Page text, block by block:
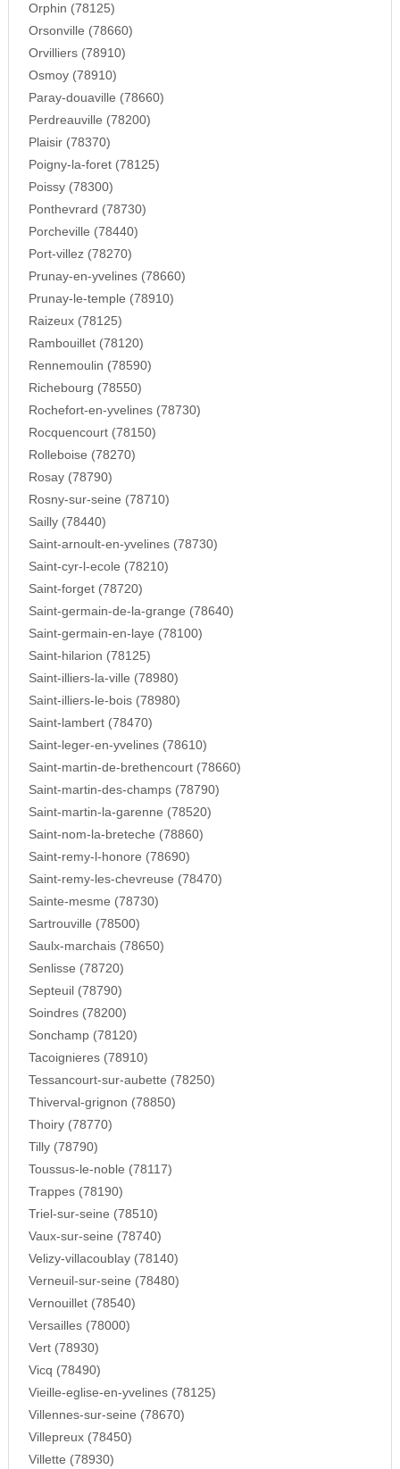
Orphin (78125)
Orsonville (78660)
Orvilliers (78910)
Osmoy (78910)
Paray-douaville (78660)
Perdreauville (78200)
Plaisir (78370)
Poigny-la-foret (78125)
Poissy (78300)
Ponthevrard (78730)
Porcheville (78440)
Port-villez (78270)
Prunay-en-yvelines (78660)
Prunay-le-temple (78910)
Raizeux (78125)
Rambouillet (78120)
Rennemoulin (78590)
Richebourg (78550)
Rochefort-en-yvelines (78730)
Rocquencourt (78150)
Rolleboise (78270)
Rosay (78790)
Rosny-sur-seine (78710)
Sailly (78440)
Saint-arnoult-en-yvelines (78730)
Saint-cyr-l-ecole (78210)
Saint-forget (78720)
Saint-germain-de-la-grange (78640)
Saint-germain-en-laye (78100)
Saint-hilarion (78125)
Saint-illiers-la-ville (78980)
Saint-illiers-le-bois (78980)
Saint-lambert (78470)
Saint-leger-en-yvelines (78610)
Saint-martin-de-brethencourt (78660)
Saint-martin-des-champs (78790)
Saint-martin-la-garenne (78520)
Saint-nom-la-breteche (78860)
Saint-remy-l-honore (78690)
Saint-remy-les-chevreuse (78470)
Sainte-mesme (78730)
Sartrouville (78500)
Saulx-marchais (78650)
Senlisse (78720)
Septeuil (78790)
Soindres (78200)
Sonchamp (78120)
Tacoignieres (78910)
Tessancourt-sur-aubette (78250)
Thiverval-grignon (78850)
Thoiry (78770)
Tilly (78790)
Toussus-le-noble (78117)
Trappes (78190)
Triel-sur-seine (78510)
Vaux-sur-seine (78740)
Velizy-villacoublay (78140)
Verneuil-sur-seine (78480)
Vernouillet (78540)
Versailles (78000)
Vert (78930)
Vicq (78490)
Vieille-eglise-en-yvelines (78125)
Villennes-sur-seine (78670)
Villepreux (78450)
Villette (78930)